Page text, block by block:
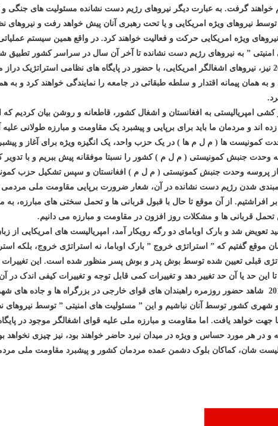
گرفت. به عبارت دیگر نیروهای رژیم دست نشانده مسئولیت های جنگی
نیروهای ویژه امریکایی و یا تحت رهبری آنان پیش خواهد رفت و نیروهای
امنیتی ” به نیروهای رژیم دست نشانده تا آخر آن سال در سراسر کشور تطبیق
به این ترتیب پس از سال 2014 نیز، نیروهای اشغالگر امریکایی، با حضور در پایگاه های
همان پیمانه اقتدار و سلطه طبقاتی در جامعه را نمایندگی خواهند کرد و به
کشی امپریالیستی به افغانستان و اشغال کشور، قاطعانه و روشن بیان کردیم
اند و مردمان ما باید برای برپایی و پیشبرد یک مقاومت و مبارزه طولانی
ها ( م ل م ها ) در یک حزب واحد، یک انگیزه ویژه برای آغاز و
وحدت جنبش کمونیستی ( م ل م ) کشور را نسبتا موفقانه پیش ببریم و با
پروسه وحدت جنبش کمونیستی ( م ل م ) افغانستان و سپس تشکیل حزب کمونیست
شدن رژیم دست نشانده در آن، شعار ضرورت برپایی مقاومت ملی مردمی و
از آن موقع تا حال با قبول قربانی ها و تحمل سختی های مبارزه، به
قربانی ها و مشکلات روز افزون در مقاومت و مبارزه می دانیم.
شد و بارک اوبامای دو رگه رویکار آمد، امپریالیست های امریکایی از
موقع گفتیم که ” استراتژی خروج ” بارک اوباما، نه استراتژی خروج،
قبلی تعیین شده توسط بوش پدر و بوش پسر منظور شده است. این تغییرات
حد یا آن حد تغییر دهد و تغییرات کمی قابل توجه و تغییرات کیفی اندک در
ممکن است ما بعد از سال 2014 شاهد حضور روزمره راهبندان های قوای خارجی در بزرگراه
و شهری کشور توسط آنان نباشیم و این ” مسئولیت های امنیتی ” توسط
جهت خواهد یافت. اما مقاومت و مبارزه ملی علیه قوای اشغالگر موجود در
و در هر مورد حساس و ویژه در میدان نبرد حاضر خواهند بود، نیز چیزی
شان، کماکان بلوک دشمن عمده مردمان کشور و پیشبرد مقاومت ملی